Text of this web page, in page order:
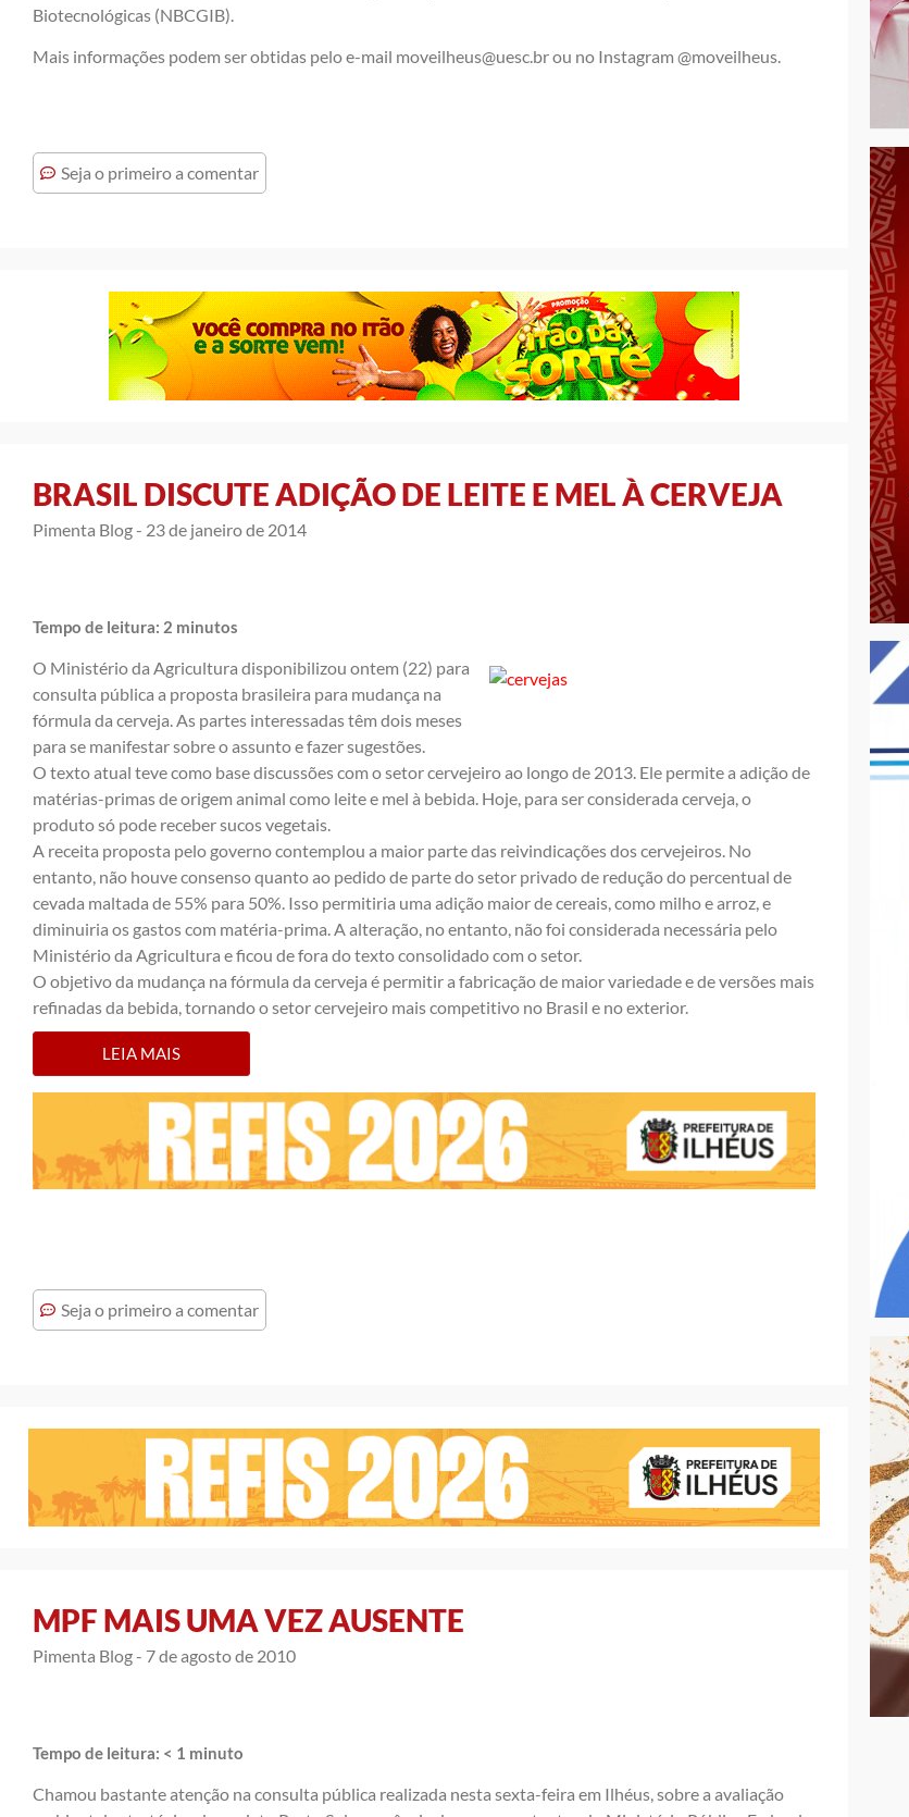
Biotecnológicas (NBCGIB).
Mais informações podem ser obtidas pelo e-mail moveilheus@uesc.br ou no Instagram @moveilheus.
Seja o primeiro a comentar
BRASIL DISCUTE ADIÇÃO DE LEITE E MEL À CERVEJA
Pimenta Blog - 23 de janeiro de 2014
Tempo de leitura: 2 minutos
O Ministério da Agricultura disponibilizou ontem (22) para
consulta pública a proposta brasileira para mudança na
fórmula da cerveja. As partes interessadas têm dois meses
para se manifestar sobre o assunto e fazer sugestões.
O texto atual teve como basediscussõescom o setor cervejeiro ao longo de 2013. Ele permite a adição de
matérias-primas de origem animal como leite e mel à bebida. Hoje, para ser considerada cerveja, o
produto só pode receber sucos vegetais.
A receita proposta pelo governo contemplou a maior parte das reivindicações dos cervejeiros. No
entanto, não houve consenso quanto ao pedido de parte do setor privado de redução do percentual de
cevada maltada de 55% para 50%. Isso permitiria uma adição maior de cereais, como milho e arroz, e
diminuiria os gastos com matéria-prima. A alteração, no entanto, não foi considerada necessária pelo
Ministério da Agricultura e ficou de fora do texto consolidado com o setor.
O objetivo da mudança na fórmula da cerveja é permitir a fabricação de maior variedade e de versões mais
refinadas da bebida, tornando o setor cervejeiro mais competitivo no Brasil e no exterior.
LEIA MAIS
Seja o primeiro a comentar
MPF MAIS UMA VEZ AUSENTE
Pimenta Blog - 7 de agosto de 2010
Tempo de leitura: < 1 minuto
Chamou bastante atenção na consulta pública realizada nesta sexta-feira em Ilhéus, sobre a avaliação